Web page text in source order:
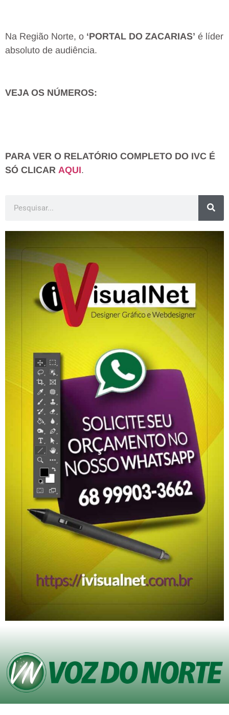
Na Região Norte, o ‘PORTAL DO ZACARIAS’ é líder
absoluto de audiência.
VEJA OS NÚMEROS:
PARA VER O RELATÓRIO COMPLETO DO IVC É
SÓ CLICAR AQUI.